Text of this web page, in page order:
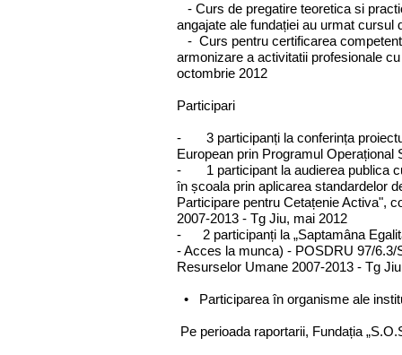
- Curs de pregatire teoretica si
angajate ale fundației au urmat cursul
- Curs pentru certificarea
armonizare a activitatii profesionale
octombrie 2012
Participari
- 3 participanți la conferința
European prin Programul
- 1 participant la audierea publica cu
în școala prin aplicarea standardelor
Participare pentru Cetațenie Activa",
2007-2013 - Tg Jiu, mai 2012
- 2 participanți la „Saptamâna
- Acces la munca) - POSDRU 97/6.3/
Resurselor Umane 2007-2013 - Tg
• Participarea în organisme ale
Pe perioada raportarii, Fundația